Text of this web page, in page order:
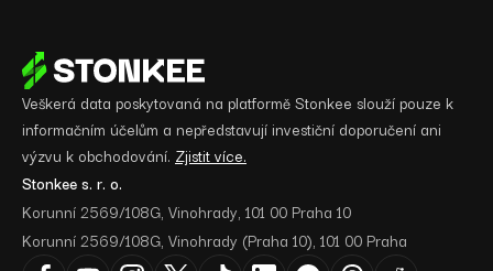
Veškerá data poskytovaná na platformě Stonkee slouží pouze k
informačním účelům a nepředstavují investiční doporučení ani
výzvu k obchodování. Zjistit více.
Stonkee s. r. o.
Korunní 2569/108G, Vinohrady, 101 00 Praha 10
Korunní 2569/108G, Vinohrady (Praha 10), 101 00 Praha